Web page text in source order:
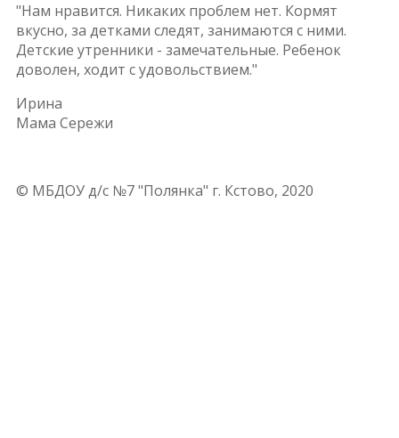
"Нам нравится. Никаких проблем нет. Кормят
вкусно, за детками следят, занимаются с ними.
Детские утренники - замечательные. Ребенок
доволен, ходит с удовольствием."
Ирина
Мама Сережи
© МБДОУ д/с №7 "Полянка" г. Кстово, 2020